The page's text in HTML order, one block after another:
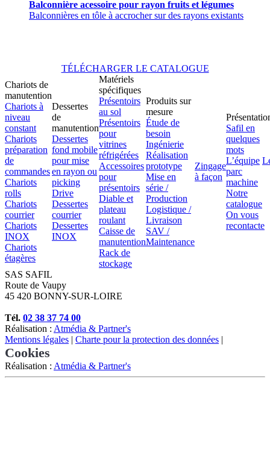
Balconnière acessoire pour rayon fruits et légumes
Balconnières en tôle à accrocher sur des rayons existants
TÉLÉCHARGER LE CATALOGUE
Chariots de
manutention
Chariots à
niveau
constant
Chariots
préparation
de
commandes
Chariots
rolls
Chariots
courrier
Chariots
INOX
Chariots
étagères
Dessertes
de
manutention
Dessertes
fond mobile
pour mise
en rayon ou
picking
Drive
Dessertes
courrier
Dessertes
INOX
Matériels
spécifiques
Présentoirs
au sol
Présentoirs
pour
vitrines
réfrigérées
Accessoires
pour
présentoirs
Diable et
plateau
roulant
Caisse de
manutention
Rack de
stockage
Produits sur
mesure
Étude de
besoin
Ingénierie
Réalisation
prototype
Mise en
série /
Production
Logistique /
Livraison
SAV /
Maintenance
Zingage
à façon
Safil en
quelques
mots
L’équipe
parc
machine
Notre
catalogue
On vous
recontacte
SAS SAFIL
Route de Vaupy
45 420 BONNY-SUR-LOIRE
Tél. 02 38 37 74 00
Réalisation : Atmédia & Partner's
Mentions légales | Charte pour la protection des données |
Cookies
Réalisation : Atmédia & Partner's